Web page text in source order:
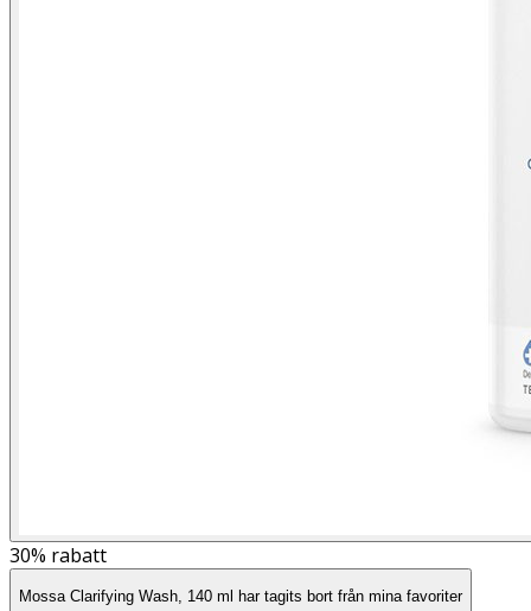
30% rabatt
Mossa Clarifying Wash, 140 ml har tagits bort från mina favoriter